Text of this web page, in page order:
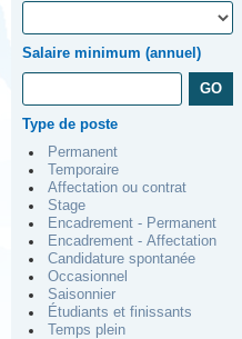
Salaire minimum (annuel)
Type de poste
Permanent
Temporaire
Affectation ou contrat
Stage
Encadrement - Permanent
Encadrement - Affectation
Candidature spontanée
Occasionnel
Saisonnier
Étudiants et finissants
Temps plein